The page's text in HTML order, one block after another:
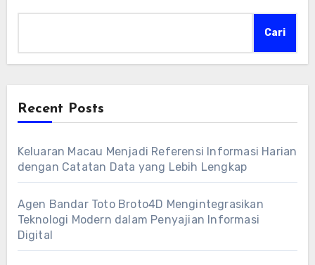
Cari
Recent Posts
Keluaran Macau Menjadi Referensi Informasi Harian
dengan Catatan Data yang Lebih Lengkap
Agen Bandar Toto Broto4D Mengintegrasikan
Teknologi Modern dalam Penyajian Informasi
Digital